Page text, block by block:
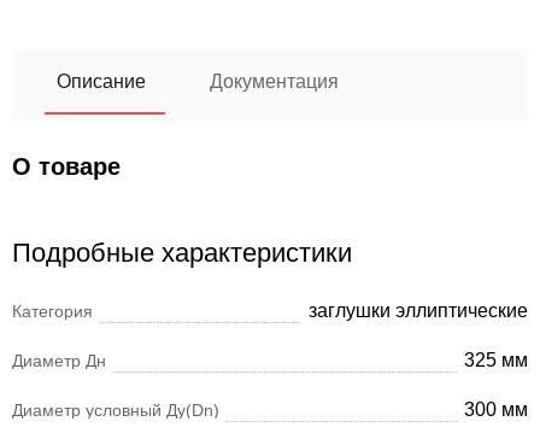
Описание Документация
О товаре
Подробные характеристики
Категория заглушки эллиптические
Диаметр Дн 325 мм
Диаметр условный Ду(Dn) 300 мм